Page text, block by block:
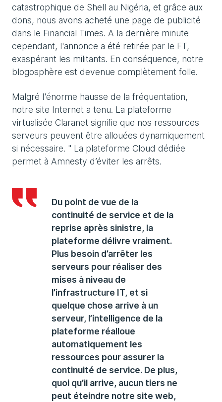
catastrophique de Shell au Nigéria, et grâce aux
dons, nous avons acheté une page de publicité
dans le Financial Times. A la dernière minute
cependant, l'annonce a été retirée par le FT,
exaspérant les militants. En conséquence, notre
blogosphère est devenue complètement folle.
Malgré l'énorme hausse de la fréquentation,
notre site Internet a tenu. La plateforme
virtualisée Claranet signifie que nos ressources
serveurs peuvent être allouées dynamiquement
si nécessaire. " La plateforme Cloud dédiée
permet à Amnesty d’éviter les arrêts.
Du point de vue de la
continuité de service et de la
reprise après sinistre, la
plateforme délivre vraiment.
Plus besoin d’arrêter les
serveurs pour réaliser des
mises à niveau de
l’infrastructure IT, et si
quelque chose arrive à un
serveur, l’intelligence de la
plateforme réalloue
automatiquement les
ressources pour assurer la
continuité de service. De plus,
quoi qu’il arrive, aucun tiers ne
peut éteindre notre site web,